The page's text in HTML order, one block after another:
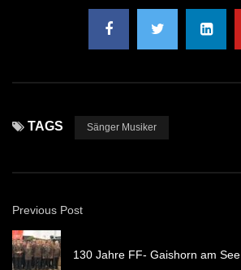
TAGS Sänger Musiker
Previous Post
130 Jahre FF- Gaishorn am See